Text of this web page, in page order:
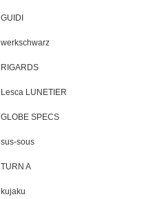
GUIDI
werkschwarz
RIGARDS
Lesca LUNETIER
GLOBE SPECS
sus-sous
TURN A
kujaku